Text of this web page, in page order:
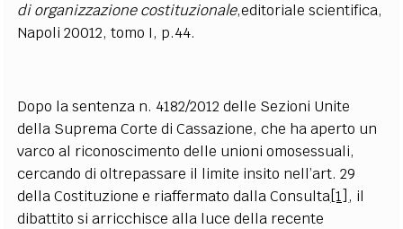
di organizzazione costituzionale,editoriale scientifica,
Napoli 20012, tomo I, p.44.
Dopo la sentenza n. 4182/2012 delle Sezioni Unite
della Suprema Corte di Cassazione, che ha aperto un
varco al riconoscimento delle unioni omosessuali,
cercando di oltrepassare il limite insito nell’art. 29
della Costituzione e riaffermato dalla Consulta [1] , il
dibattito si arricchisce alla luce della recente